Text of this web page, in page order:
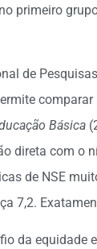
primeiro
de
Básica
direta com o
de NSE
7,2.
da equidade